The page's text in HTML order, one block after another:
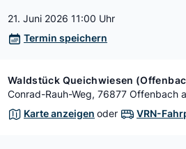
21. Juni 2026 11:00 Uhr
Termin speichern
Waldstück Queichwiesen
Conrad-Rauh-Weg, 76877 Offenbach
Karte anzeigen oder VRN-